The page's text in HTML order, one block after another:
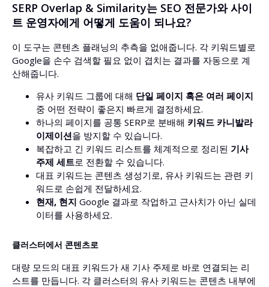
SERP Overlap & Similarity는 SEO 전문가와 사이
트 운영자에게 어떻게 도움이 되나요?
이 도구는 콘텐츠 플래닝의 추측을 없애줍니다. 각 키워드별로
Google을 손수 검색할 필요 없이 겹치는 결과를 자동으로 계
산해줍니다.
유사 키워드 그룹에 대해 단일 페이지 혹은 여러 페이지
중 어떤 전략이 좋은지 빠르게 결정하세요.
하나의 페이지를 공통 SERP로 분배해 키워드 카니발라
이제이션을 방지할 수 있습니다.
복잡하고 긴 키워드 리스트를 체계적으로 정리된 기사
주제 세트로 전환할 수 있습니다.
대표 키워드는 콘텐츠 생성기로, 유사 키워드는 관련 키
워드로 손쉽게 전달하세요.
현재, 현지 Google 결과로 작업하고 근사치가 아닌 실데
이터를 사용하세요.
클러스터에서 콘텐츠로
대량 모드의 대표 키워드가 새 기사 주제로 바로 연결되는 리
스트를 만듭니다. 각 클러스터의 유사 키워드는 콘텐츠 내부에